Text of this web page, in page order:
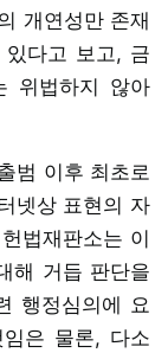
개연성만 존재
다고 보고, 금
위법하지 않아
범 이후 최초로
넷상 표현의 자
법재판소는 이
해 거듭 판단을
행정심의에 요
은 물론, 다소